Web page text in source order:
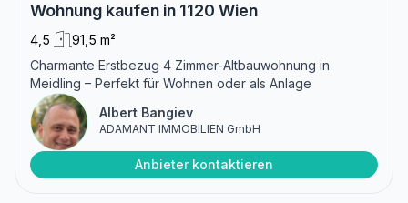
Wohnung kaufen in 1120 Wien
4,5
91,5 m²
Charmante Erstbezug 4 Zimmer-Altbauwohnung in
Meidling – Perfekt für Wohnen oder als Anlage
Albert Bangiev
ADAMANT IMMOBILIEN GmbH
Anbieter kontaktieren